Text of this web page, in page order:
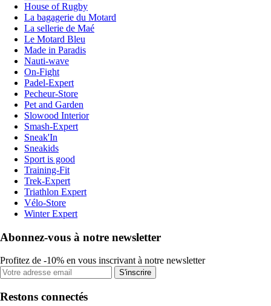
House of Rugby
La bagagerie du Motard
La sellerie de Maé
Le Motard Bleu
Made in Paradis
Nauti-wave
On-Fight
Padel-Expert
Pecheur-Store
Pet and Garden
Slowood Interior
Smash-Expert
Sneak'In
Sneakids
Sport is good
Training-Fit
Trek-Expert
Triathlon Expert
Vélo-Store
Winter Expert
Abonnez-vous à notre newsletter
Profitez de -10% en vous inscrivant à notre newsletter
S'inscrire
Restons connectés